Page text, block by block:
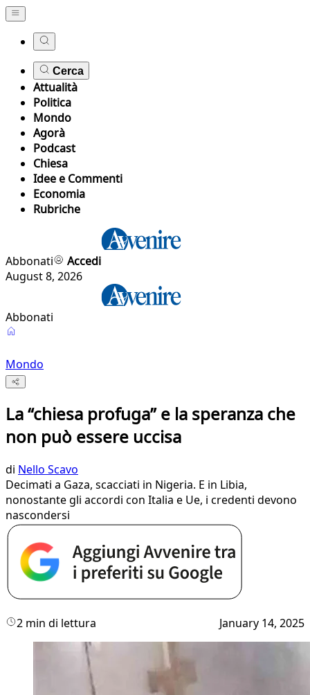
Cerca
Attualità
Politica
Mondo
Agorà
Podcast
Chiesa
Idee e Commenti
Economia
Rubriche
Abbonati
Accedi
August 8, 2026
Abbonati
Mondo
La “chiesa profuga” e la speranza che
non può essere uccisa
di Nello Scavo
Decimati a Gaza, scacciati in Nigeria. E in Libia,
nonostante gli accordi con Italia e Ue, i credenti devono
nascondersi
2 min di lettura January 14, 2025